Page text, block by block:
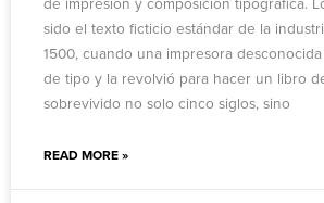
de impresión y composición tipográfica.
sido el texto ficticio estándar de la
1500, cuando una impresora
de tipo y la revolvió para hacer un libro
sobrevivido no solo cinco siglos, sino
READ MORE »